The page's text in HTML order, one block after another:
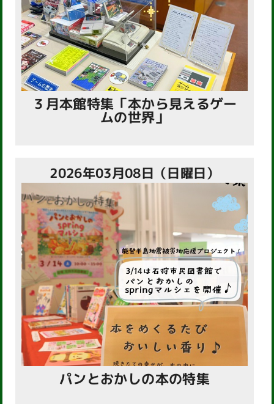
３月本館特集「本から見えるゲー
ムの世界」
2026年03月08日（日曜日）
パンとおかしの本の特集